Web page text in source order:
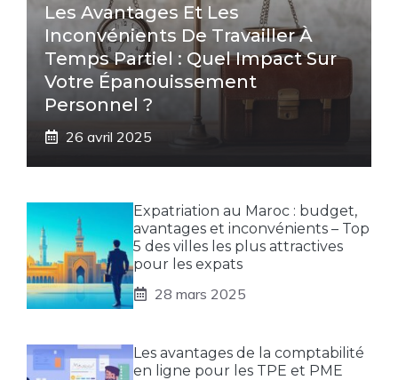
Les Avantages Et Les
Inconvénients De Travailler À
Temps Partiel : Quel Impact Sur
Votre Épanouissement
Personnel ?
26 avril 2025
Expatriation au Maroc : budget,
avantages et inconvénients – Top
5 des villes les plus attractives
pour les expats
28 mars 2025
Les avantages de la comptabilité
en ligne pour les TPE et PME